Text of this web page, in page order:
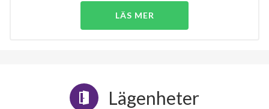
LÄS MER
Lägenheter